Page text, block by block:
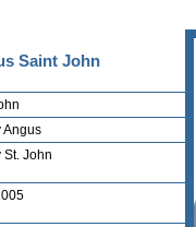
Saint John
Angus
St. John